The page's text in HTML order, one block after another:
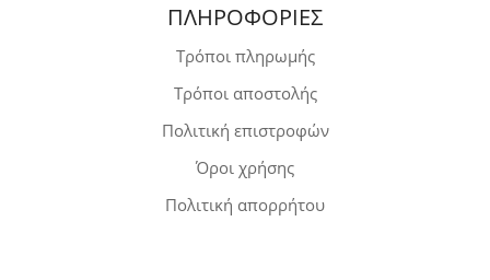
ΠΛΗΡΟΦΟΡΙΕΣ
Τρόποι πληρωμής
Τρόποι αποστολής
Πολιτική επιστροφών
Όροι χρήσης
Πολιτική απορρήτου